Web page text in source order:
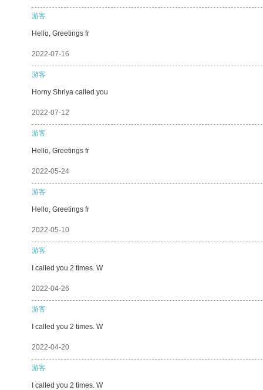
游客
Hello, Greetings fr
2022-07-16
游客
Horny Shriya called you
2022-07-12
游客
Hello, Greetings fr
2022-05-24
游客
Hello, Greetings fr
2022-05-10
游客
I called you 2 times. W
2022-04-26
游客
I called you 2 times. W
2022-04-20
游客
I called you 2 times. W